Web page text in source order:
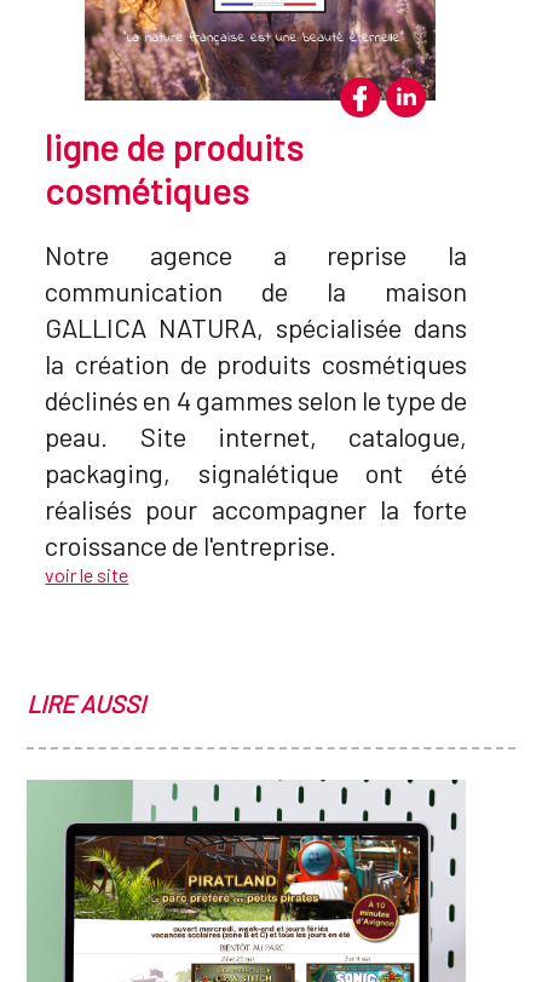
ligne de produits
cosmétiques
Notre agence a reprise la
communication de la maison
GALLICA NATURA, spécialisée dans
la création de produits cosmétiques
déclinés en 4 gammes selon le type de
peau. Site internet, catalogue,
packaging, signalétique ont été
réalisés pour accompagner la forte
croissance de l'entreprise.
voir le site
LIRE AUSSI